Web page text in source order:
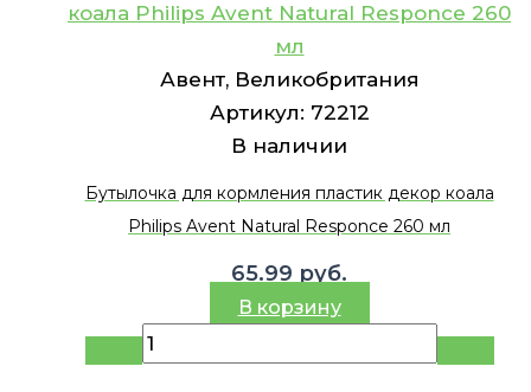
коала Philips Avent Natural Responce 260
мл
Авент, Великобритания
Артикул: 72212
В наличии
Бутылочка для кормления пластик декор коала
Philips Avent Natural Responce 260 мл
65.99 руб.
В корзину